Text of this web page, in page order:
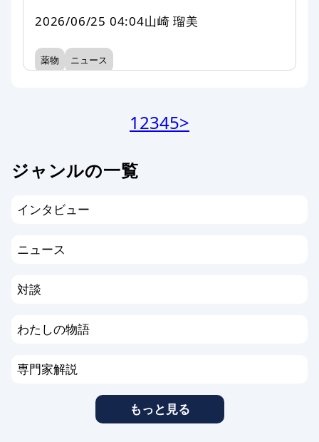
2026/06/25 04:04山崎 瑠美
薬物 ニュース
12345>
ジャンルの一覧
インタビュー
ニュース
対談
わたしの物語
専門家解説
もっと見る